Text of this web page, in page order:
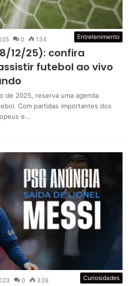
Entretenimento
0 134
12/25): confira
futebol ao vivo
de 2025, reserva uma agenda
Com partidas importantes dos
e…
Curiosidades
0 339